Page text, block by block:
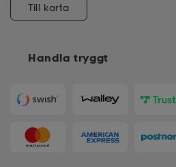
Handla tryggt
Till karta